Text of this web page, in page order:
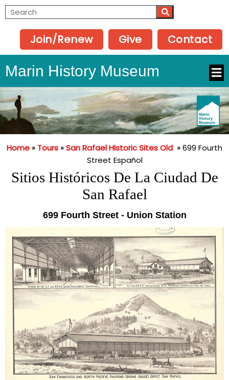
Join/Renew Give Contact
Marin History Museum
Home» Tours»San Rafael Historic Sites Old »699 Fourth
Street Español
Sitios Históricos De La Ciudad De
San Rafael
699 Fourth Street - Union Station